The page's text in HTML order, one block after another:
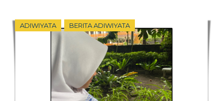
ADIWIYATA BERITA ADIWIYATA